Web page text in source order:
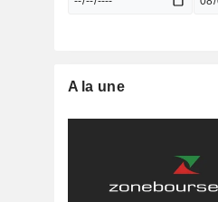
A la une